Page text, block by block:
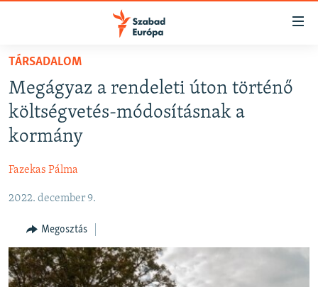
Akadálymentes
Ugrás
fő
oldalra
Ugrás
tartalomjegyzékre
AKTUÁLIS
PODCASTOK
ELEMZŐ
NER15
SZABADON
TÁRSADALOM
DEMOKRÁCIA
TÁRSADALOM
Megágyaz a rendeleti úton történő
költségvetés-módosításnak a
kormány
Fazekas Pálma
2022. december 9.
Megosztás